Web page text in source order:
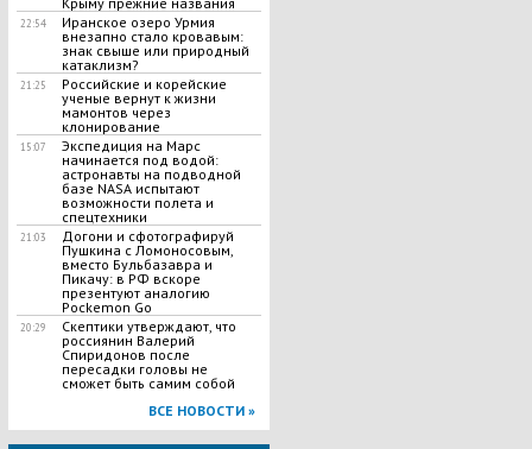
22:54
Иранское озеро Урмия
внезапно стало кровавым:
знак свыше или природный
катаклизм?
21:25
Российские и корейские
ученые вернут к жизни
мамонтов через
клонирование
15:07
Экспедиция на Марс
начинается под водой:
астронавты на подводной
базе NASA испытают
возможности полета и
спецтехники
21:03
Догони и сфотографируй
Пушкина с Ломоносовым,
вместо Бульбазавра и
Пикачу: в РФ вскоре
презентуют аналогию
Pockemon Go
20:29
Скептики утверждают, что
россиянин Валерий
Спиридонов после
пересадки головы не
сможет быть самим собой
ВСЕ НОВОСТИ »